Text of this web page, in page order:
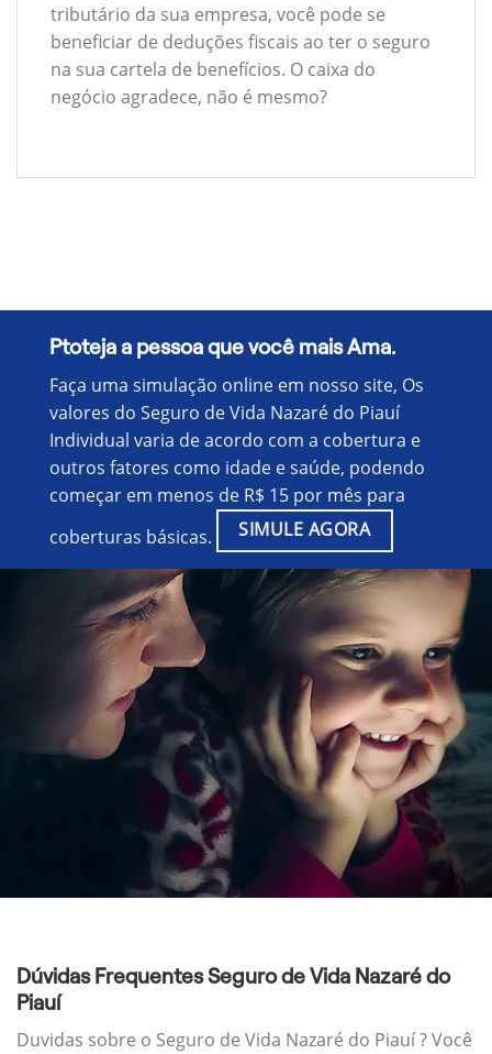
tributário da sua empresa, você pode se
beneficiar de deduções fiscais ao ter o seguro
na sua cartela de benefícios. O caixa do
negócio agradece, não é mesmo?
Ptoteja a pessoa que você mais Ama.
Faça uma simulação online em nosso site, Os
valores do Seguro de Vida Nazaré do Piauí
Individual varia de acordo com a cobertura e
outros fatores como idade e saúde, podendo
começar em menos de R$ 15 por mês para
coberturas básicas.
SIMULE AGORA
Dúvidas Frequentes Seguro de Vida Nazaré do
Piauí
Duvidas sobre o Seguro de Vida Nazaré do Piauí ? Você